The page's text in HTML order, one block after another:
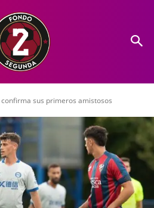
confirma sus primeros amistosos